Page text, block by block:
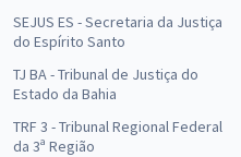
SEJUS ES - Secretaria da Justiça
do Espírito Santo
TJ BA - Tribunal de Justiça do
Estado da Bahia
TRF 3 - Tribunal Regional Federal
da 3ª Região